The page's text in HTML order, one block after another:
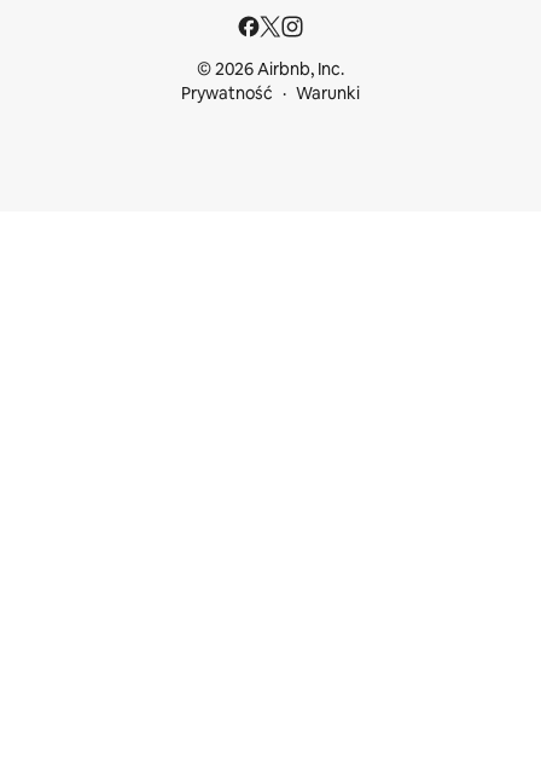
© 2026 Airbnb, Inc.
Prywatność
Warunki